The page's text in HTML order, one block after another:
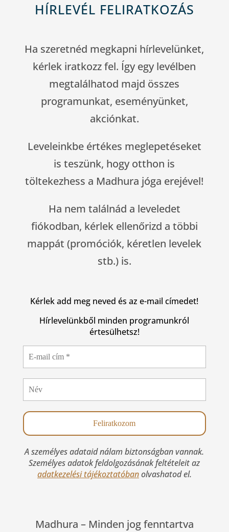
HÍRLEVÉL FELIRATKOZÁS
Ha szeretnéd megkapni hírlevelünket,
kérlek iratkozz fel. Így egy levélben
megtalálhatod majd összes
programunkat, eseményünket,
akciónkat.
Leveleinkbe értékes meglepetéseket
is teszünk, hogy otthon is
töltekezhess a Madhura jóga erejével!
Ha nem találnád a leveledet
fiókodban, kérlek ellenőrizd a többi
mappát (promóciók, kéretlen levelek
stb.) is.
Kérlek add meg neved és az e-mail címedet!
Hírlevelünkből minden programunkról
értesülhetsz!
A személyes adataid nálam biztonságban vannak.
Személyes adatok feldolgozásának feltételeit az
adatkezelési tájékoztatóbanolvashatod el.
Madhura – Minden jog fenntartva